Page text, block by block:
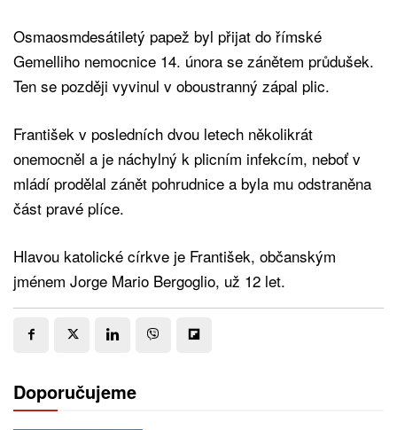
Osmaosmdesátiletý papež byl přijat do římské
Gemelliho nemocnice 14. února se zánětem průdušek.
Ten se později vyvinul v oboustranný zápal plic.
František v posledních dvou letech několikrát
onemocněl a je náchylný k plicním infekcím, neboť v
mládí prodělal zánět pohrudnice a byla mu odstraněna
část pravé plíce.
Hlavou katolické církve je František, občanským
jménem Jorge Mario Bergoglio, už 12 let.
Doporučujeme